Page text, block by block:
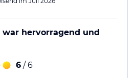
hervorragend und
6 / 6